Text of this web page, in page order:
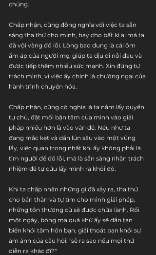
chúng.
Chấp nhận, cũng đồng nghĩa với việc ta sẵn
sàng tha thứ cho mình, hay cho bất kì ai mà ta
đã vội vàng đổ lỗi. Lòng bao dung là cái ôm
ấm áp của người mẹ, giúp ta dịu đi nỗi đau và
được tiếp thêm nhiều sức mạnh. Xin đừng tự
trách mình, vì việc ấy chính là chướng ngại của
hành trình chuyển hóa.
Chấp nhận, cũng có nghĩa là ta nắm lấy quyền
tự chủ, đặt mối bận tâm của mình vào giải
pháp nhiều hơn là vào vấn đề. Nếu như ta
đang mắc kẹt và dần lún sâu vào một vũng
lầy, việc quan trọng nhất khi ấy không phải là
tìm người để đổ lỗi, mà là sẵn sàng nhận trách
nhiệm để tự cứu lấy mình ra khỏi đó.
Khi ta chấp nhận những gì đã xảy ra, tha thứ
cho bản thân và tự tìm cho mình giải pháp,
những tổn thương cũ sẽ được chữa lành. Rồi
một ngày, bóng ma quá khứ ấy sẽ dần tan
biến khỏi tâm hồn bạn, giải thoát bạn khỏi sự
ám ảnh của câu hỏi: "sẽ ra sao nếu mọi thứ
diễn ra khác đi?"